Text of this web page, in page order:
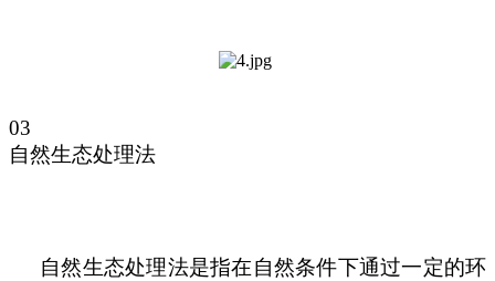
03
自然生态处理法
自然生态处理法是指在自然条件下通过一定的环